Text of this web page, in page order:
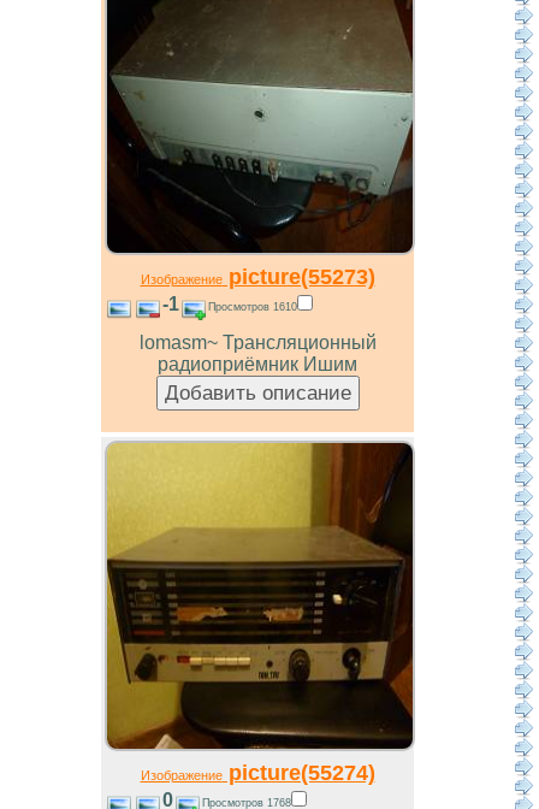
Изображениеpicture(55273)
-1 Просмотров 1610
lomasm~ Трансляционный
радиоприёмник Ишим
Изображениеpicture(55274)
0 Просмотров 1768